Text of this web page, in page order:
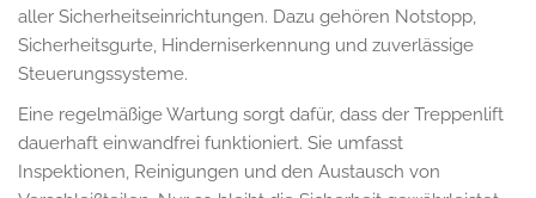
aller Sicherheitseinrichtungen. Dazu gehören Notstopp,
Sicherheitsgurte, Hinderniserkennung und zuverlässige
Steuerungssysteme.
Eine regelmäßige Wartung sorgt dafür, dass der Treppenlift
dauerhaft einwandfrei funktioniert. Sie umfasst
Inspektionen, Reinigungen und den Austausch von